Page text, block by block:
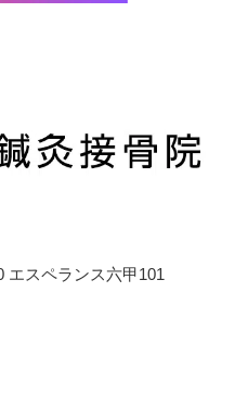
エスペランス六甲101